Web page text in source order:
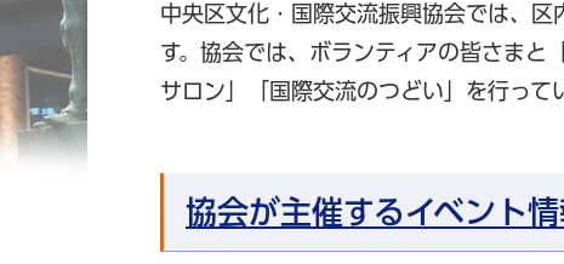
中央区文化・国際交流振興協会では、
す。協会では、ボランティアの皆さまと
サロン」「国際交流のつどい」を行って
協会が主催するイベント